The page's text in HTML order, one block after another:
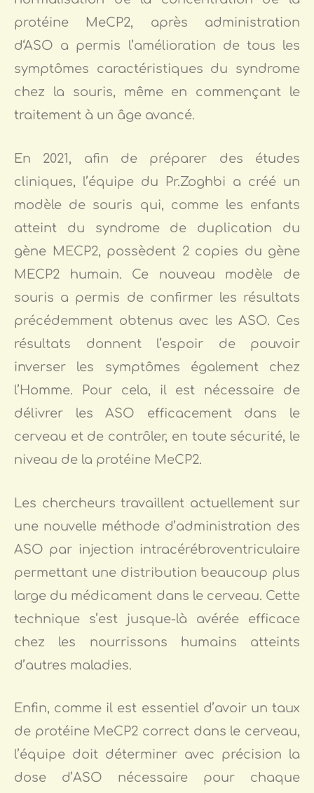
protéine MeCP2, après administration
d‘ASO a permis l’amélioration de tous les
symptômes caractéristiques du syndrome
chez la souris, même en commençant le
traitement à un âge avancé.
En 2021, afin de préparer des études
cliniques, l’équipe du Pr.Zoghbi a créé un
modèle de souris qui, comme les enfants
atteint du syndrome de duplication du
gène MECP2, possèdent 2 copies du gène
MECP2 humain. Ce nouveau modèle de
souris a permis de confirmer les résultats
précédemment obtenus avec les ASO. Ces
résultats donnent l’espoir de pouvoir
inverser les symptômes également chez
l’Homme. Pour cela, il est nécessaire de
délivrer les ASO efficacement dans le
cerveau et de contrôler, en toute sécurité, le
niveau de la protéine MeCP2.
Les chercheurs travaillent actuellement sur
une nouvelle méthode d’administration des
ASO par injection intracérébroventriculaire
permettant une distribution beaucoup plus
large du médicament dans le cerveau. Cette
technique s’est jusque-là avérée efficace
chez les nourrissons humains atteints
d’autres maladies.
Enfin, comme il est essentiel d’avoir un taux
de protéine MeCP2 correct dans le cerveau,
l’équipe doit déterminer avec précision la
dose d’ASO nécessaire pour chaque